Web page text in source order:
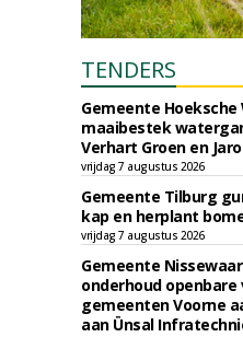
TENDERS
Gemeente
maaibestek
Verhart Groen en
vrijdag 7 augustus 2026
Gemeente Tilburg
kap en herplant
vrijdag 7 augustus 2026
Gemeente
onderhoud openbare
gemeenten Voorne
aan Ünsal